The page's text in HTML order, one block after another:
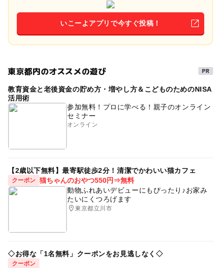
いこーよアプリで今すぐ投稿！
東京都内のオススメの遊び
教育資金と老後資金の貯め方・増やし方＆こどものためのNISA
活用術
参加無料！プロに学べる！親子のオンライン
セミナー
オンライン
【2歳以下無料】最寄駅徒歩2分！清潔でかわいい猫カフェ
クーポン 猫ちゃんのおやつ550円⇒無料
動物ふれあいデビューにもぴったり♪お家み
たいにくつろげます
東京都立川市
◇お得な「1名無料」クーポンをお見逃しなく◇
クーポン